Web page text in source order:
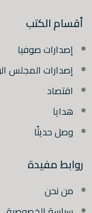
أقسام الكتب
إصدارات صوفيا
إصدارات المجلس
اقتصاد
هدايا
وصل حديثًا
روابط مفيدة
من نحن